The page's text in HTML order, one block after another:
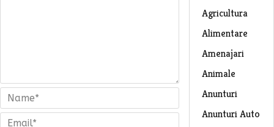
Agricultura
Alimentare
Amenajari
Animale
Anunturi
Anunturi Auto